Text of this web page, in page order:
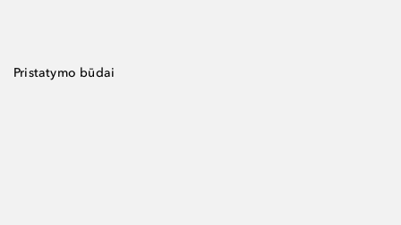
Pristatymo būdai